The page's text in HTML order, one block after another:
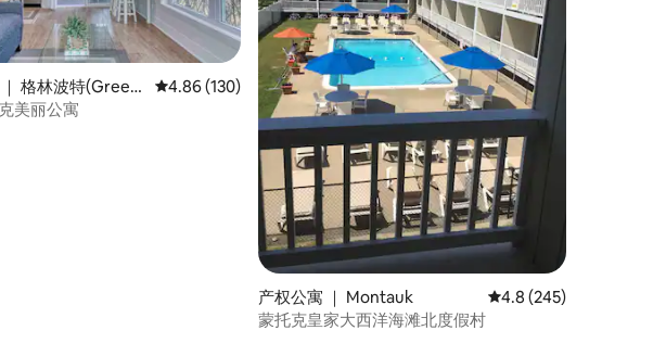
分），共 126 条评价
格林波特(Green
平均评分 4.86 分（满分 5 分），共 130 条评价
4.86 (130)
美丽公寓
产权公寓 ｜ Montauk 平均评分 4.8 分（满
4.8 (245)
蒙托克皇家大西洋海滩北度假村